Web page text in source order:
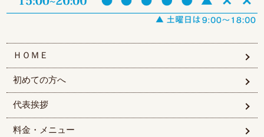
ＨＯＭＥ
初めての方へ
代表挨拶
料金・メニュー